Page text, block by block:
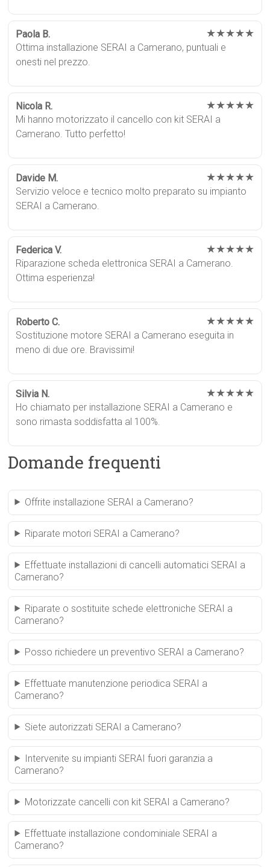
Paola B. ★★★★★
Ottima installazione SERAI a Camerano, puntuali e
onesti nel prezzo.
Nicola R. ★★★★★
Mi hanno motorizzato il cancello con kit SERAI a
Camerano. Tutto perfetto!
Davide M. ★★★★★
Servizio veloce e tecnico molto preparato su impianto
SERAI a Camerano.
Federica V. ★★★★★
Riparazione scheda elettronica SERAI a Camerano.
Ottima esperienza!
Roberto C. ★★★★★
Sostituzione motore SERAI a Camerano eseguita in
meno di due ore. Bravissimi!
Silvia N. ★★★★★
Ho chiamato per installazione SERAI a Camerano e
sono rimasta soddisfatta al 100%.
Domande frequenti
Offrite installazione SERAI a Camerano?
Riparate motori SERAI a Camerano?
Effettuate installazioni di cancelli automatici SERAI a
Camerano?
Riparate o sostituite schede elettroniche SERAI a
Camerano?
Posso richiedere un preventivo SERAI a Camerano?
Effettuate manutenzione periodica SERAI a
Camerano?
Siete autorizzati SERAI a Camerano?
Intervenite su impianti SERAI fuori garanzia a
Camerano?
Motorizzate cancelli con kit SERAI a Camerano?
Effettuate installazione condominiale SERAI a
Camerano?